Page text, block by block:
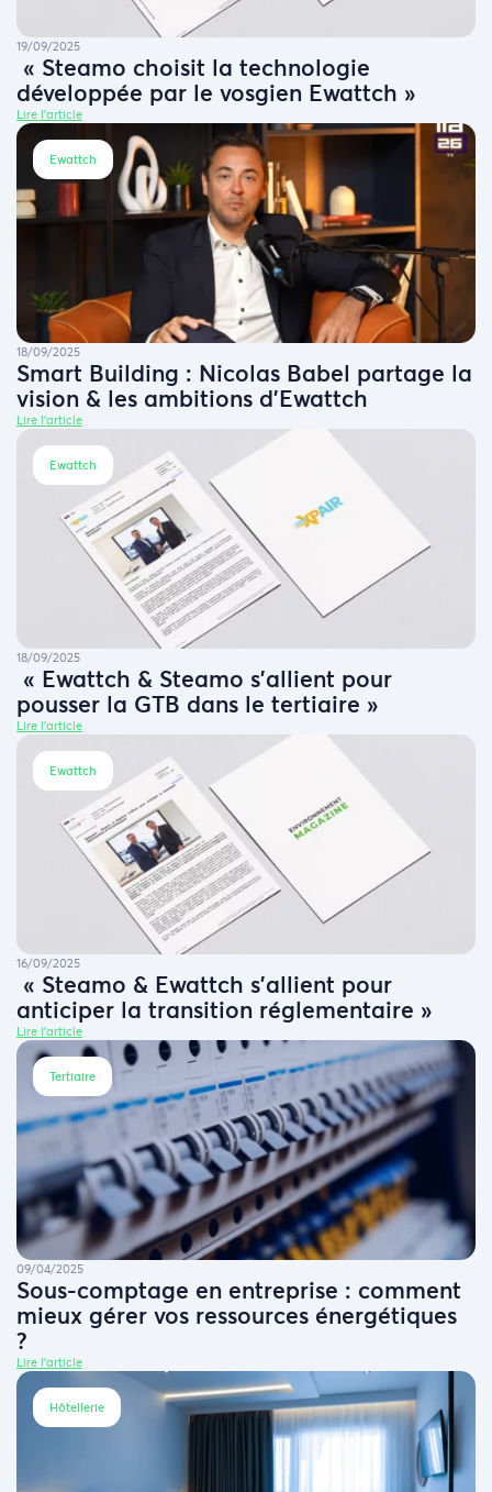
19/09/2025
« Steamo choisit la technologie
développée par le vosgien Ewattch »
Lire l'article
Ewattch
18/09/2025
Smart Building : Nicolas Babel partage la
vision & les ambitions d’Ewattch
Lire l'article
Ewattch
18/09/2025
« Ewattch & Steamo s’allient pour
pousser la GTB dans le tertiaire »
Lire l'article
Ewattch
16/09/2025
« Steamo & Ewattch s’allient pour
anticiper la transition réglementaire »
Lire l'article
Tertiaire
09/04/2025
Sous-comptage en entreprise : comment
mieux gérer vos ressources énergétiques
?
Lire l'article
Hôtellerie